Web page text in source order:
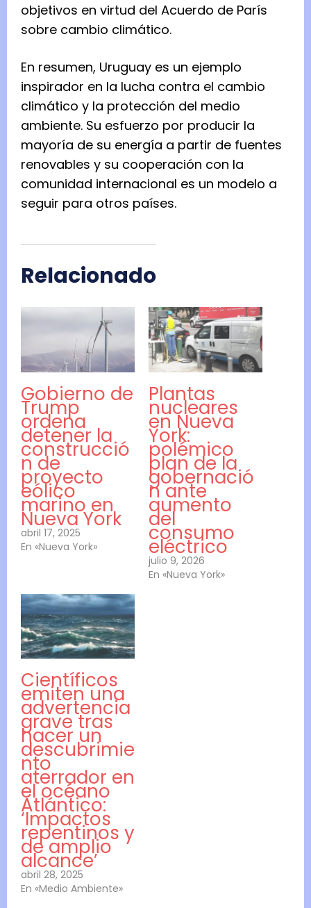
objetivos en virtud del Acuerdo de París
sobre cambio climático.
En resumen, Uruguay es un ejemplo
inspirador en la lucha contra el cambio
climático y la protección del medio
ambiente. Su esfuerzo por producir la
mayoría de su energía a partir de fuentes
renovables y su cooperación con la
comunidad internacional es un modelo a
seguir para otros países.
Relacionado
Gobierno de
Trump
ordena
detener la
construcció
n de
proyecto
eólico
marino en
Nueva York
abril 17, 2025
En «Nueva York»
Plantas
nucleares
en Nueva
York:
polémico
plan de la
gobernació
n ante
aumento
del
consumo
eléctrico
julio 9, 2026
En «Nueva York»
Científicos
emiten una
advertencia
grave tras
hacer un
descubrimie
nto
aterrador en
el océano
Atlántico:
‘Impactos
repentinos y
de amplio
alcance’
abril 28, 2025
En «Medio Ambiente»